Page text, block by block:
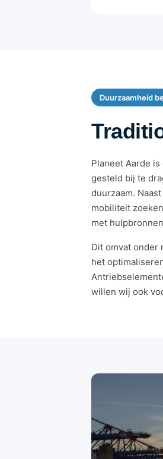
Duurzaamheid
Planeet Aarde
gesteld bij te
duurzaam.
mobiliteit
met
Dit omvat onder
het
willen wij ook